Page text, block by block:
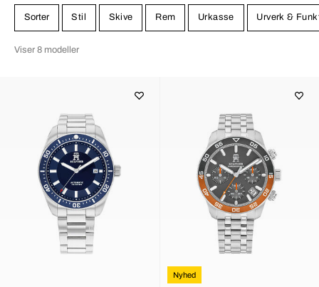
Sorter Stil Skive Rem Urkasse Urverk &
Viser 8 modeller
Nyhed